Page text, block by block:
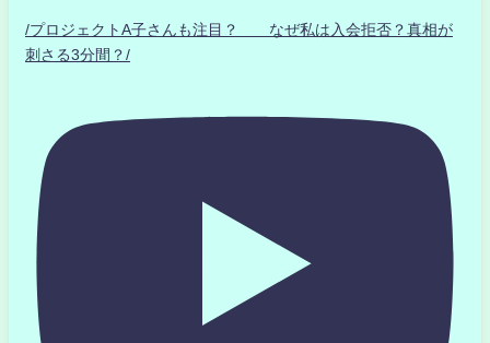
/プロジェクトA子さんも注目？ なぜ私は入会拒否？真相が
刺さる3分間？/